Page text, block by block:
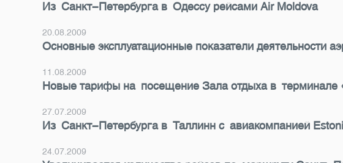
Из Санкт-Петербурга в Одессу рейсами Air Moldova
20.08.2009
Основные эксплуатационные показатели деятельности
11.08.2009
Новые тарифы на посещение Зала отдыха в терминале
27.07.2009
Из Санкт-Петербурга в Таллинн с авиакомпанией
24.07.2009